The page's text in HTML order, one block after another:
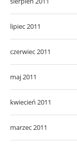
lipiec 2011
czerwiec 2011
maj 2011
kwiecień 2011
marzec 2011